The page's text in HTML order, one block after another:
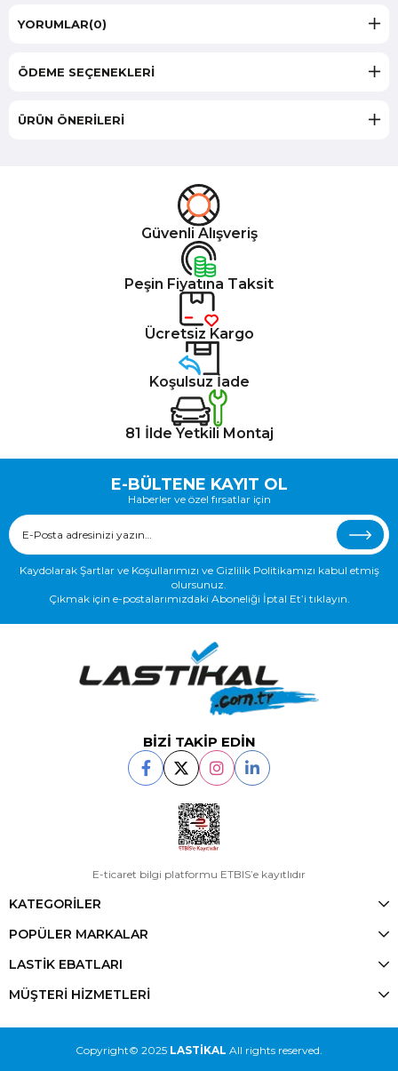
YORUMLAR(0)
ÖDEME SEÇENEKLERI
ÜRÜN ÖNERILERI
Güvenli Alışveriş
Peşin Fiyatına Taksit
Ücretsiz Kargo
Koşulsuz İade
81 İlde Yetkili Montaj
E-BÜLTENE KAYIT OL
Haberler ve özel fırsatlar için
Kaydolarak Şartlar ve Koşullarımızı ve Gizlilik Politikamızı kabul etmiş
olursunuz.
Çıkmak için e-postalarımızdaki Aboneliği İptal Et’i tıklayın.
BİZİ TAKİP EDİN
E-ticaret bilgi platformu ETBIS’e kayıtlıdır
KATEGORİLER
POPÜLER MARKALAR
LASTİK EBATLARI
MÜŞTERİ HİZMETLERİ
Copyright© 2025 LASTİKAL All rights reserved.